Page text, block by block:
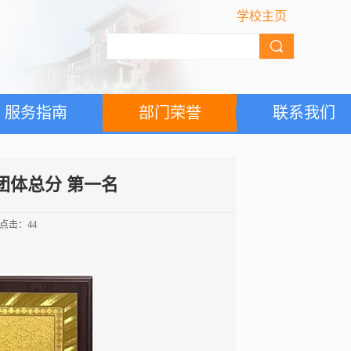
学校主页
服务指南 部门荣誉 联系我们
体总分 第一名
： 44